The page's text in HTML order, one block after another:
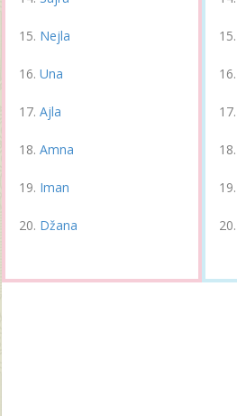
Nejla
Una
Ajla
Amna
Iman
Džana